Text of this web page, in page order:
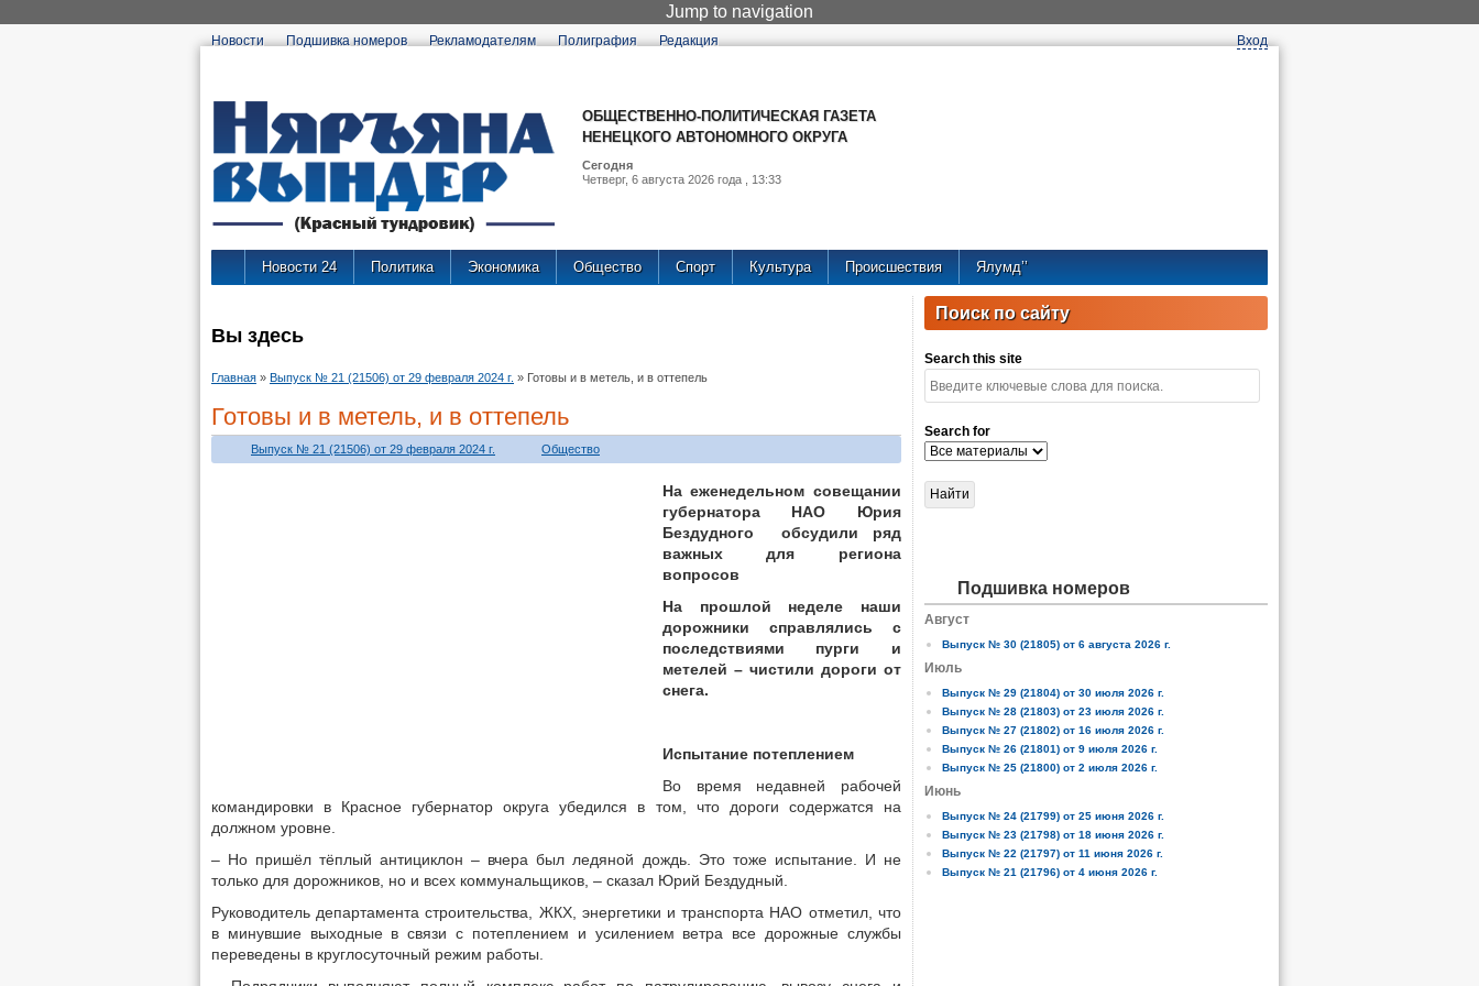
Jump to navigation
Новости Подшивка номеров Рекламодателям Полиграфия Редакция Вход
ОБЩЕСТВЕННО-ПОЛИТИЧЕСКАЯ ГАЗЕТА
НЕНЕЦКОГО АВТОНОМНОГО ОКРУГА
Сегодня
Четверг, 6 августа 2026 года , 13:33
Новости 24 Политика Экономика Общество Спорт Культура Происшествия Ялумд’’
Вы здесь
Главная » Выпуск № 21 (21506) от 29 февраля 2024 г. » Готовы и в метель, и в оттепель
Готовы и в метель, и в оттепель
Выпуск № 21 (21506) от 29 февраля 2024 г. Общество
На еженедельном совещании
губернатора НАО Юрия
Бездудного обсудили ряд
важных для региона
вопросов
На прошлой неделе наши
дорожники справлялись с
последствиями пурги и
метелей – чистили дороги от
снега.
Испытание потеплением
Во время недавней рабочей
командировки в Красное губернатор округа убедился в том, что дороги содержатся на
должном уровне.
– Но пришёл тёплый антициклон – вчера был ледяной дождь. Это тоже испытание. И не
только для дорожников, но и всех коммунальщиков, – сказал Юрий Бездудный.
Руководитель департамента строительства, ЖКХ, энергетики и транспорта НАО отметил, что
в минувшие выходные в связи с потеплением и усилением ветра все дорожные службы
переведены в круглосуточный режим работы.
Поиск по сайту
Search this site
Search for
Подшивка номеров
Август
Выпуск № 30 (21805) от 6 августа 2026 г.
Июль
Выпуск № 29 (21804) от 30 июля 2026 г.
Выпуск № 28 (21803) от 23 июля 2026 г.
Выпуск № 27 (21802) от 16 июля 2026 г.
Выпуск № 26 (21801) от 9 июля 2026 г.
Выпуск № 25 (21800) от 2 июля 2026 г.
Июнь
Выпуск № 24 (21799) от 25 июня 2026 г.
Выпуск № 23 (21798) от 18 июня 2026 г.
Выпуск № 22 (21797) от 11 июня 2026 г.
Выпуск № 21 (21796) от 4 июня 2026 г.